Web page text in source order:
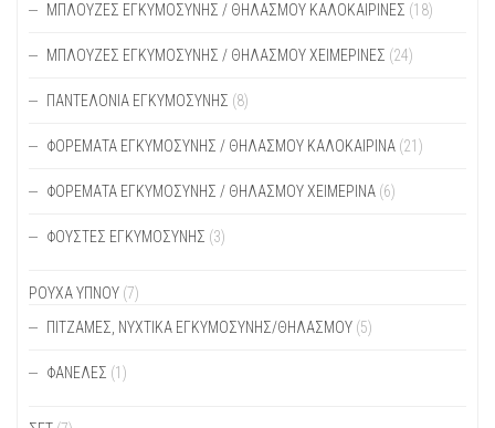
ΜΠΛΟΎΖΕΣ ΕΓΚΥΜΟΣΎΝΗΣ / ΘΗΛΑΣΜΟΎ ΚΑΛΟΚΑΙΡΙΝΈΣ (18)
ΜΠΛΟΎΖΕΣ ΕΓΚΥΜΟΣΎΝΗΣ / ΘΗΛΑΣΜΟΎ ΧΕΙΜΕΡΙΝΈΣ (24)
ΠΑΝΤΕΛΌΝΙΑ ΕΓΚΥΜΟΣΎΝΗΣ (8)
ΦΟΡΈΜΑΤΑ ΕΓΚΥΜΟΣΎΝΗΣ / ΘΗΛΑΣΜΟΎ ΚΑΛΟΚΑΙΡΙΝΆ (21)
ΦΟΡΈΜΑΤΑ ΕΓΚΥΜΟΣΎΝΗΣ / ΘΗΛΑΣΜΟΎ ΧΕΙΜΕΡΙΝΆ (6)
ΦΟΎΣΤΕΣ ΕΓΚΥΜΟΣΎΝΗΣ (3)
ΡΟΥΧΑ ΥΠΝΟΥ (7)
ΠΙΤΖΆΜΕΣ, ΝΥΧΤΙΚΆ ΕΓΚΥΜΟΣΎΝΗΣ/ΘΗΛΑΣΜΟΎ (5)
ΦΑΝΈΛΕΣ (1)